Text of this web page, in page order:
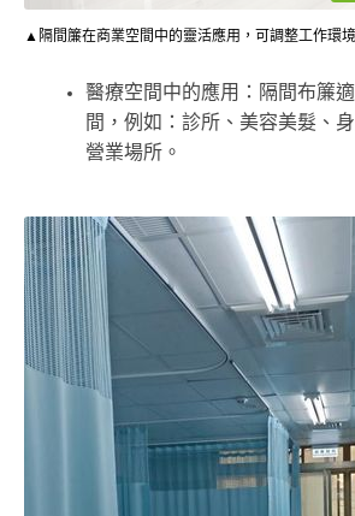
▲隔間簾在商業空間中的靈活應用，可調整工作環
醫療空間中的應用：隔間布簾
間，例如：診所、美容美髮、
營業場所。